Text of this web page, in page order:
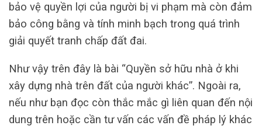
bảo vệ quyền lợi của người bị vi phạm mà còn đảm
bảo công bằng và tính minh bạch trong quá trình
giải quyết tranh chấp đất đai.
Như vậy trên đây là bài “Quyền sở hữu nhà ở khi
xây dựng nhà trên đất của người khác”. Ngoài ra,
nếu như bạn đọc còn thắc mắc gì liên quan đến nội
dung trên hoặc cần tư vấn các vấn đề pháp lý khác